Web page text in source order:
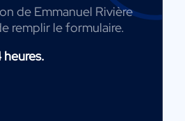
de Emmanuel Rivière
remplir le formulaire.